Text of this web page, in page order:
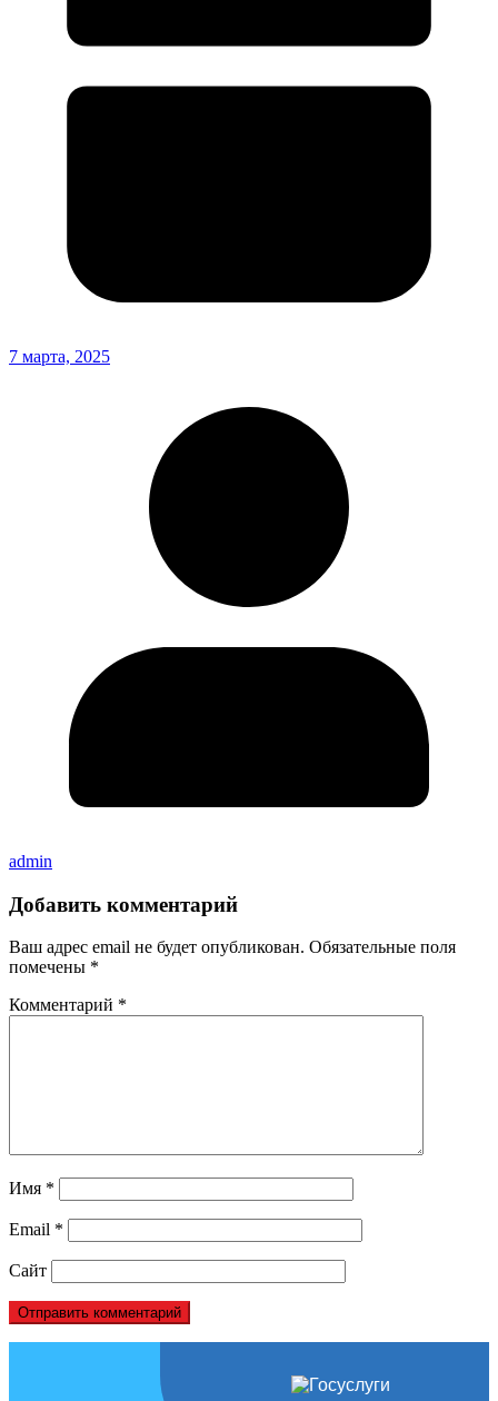
7 марта, 2025
admin
Добавить комментарий
Ваш адрес email не будет опубликован. Обязательные поля
помечены *
Комментарий *
Имя *
Email *
Сайт